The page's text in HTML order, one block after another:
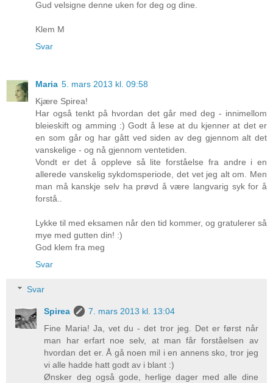
Gud velsigne denne uken for deg og dine.
Klem M
Svar
Maria 5. mars 2013 kl. 09:58
Kjære Spirea!
Har også tenkt på hvordan det går med deg - innimellom
bleieskift og amming :) Godt å lese at du kjenner at det er
en som går og har gått ved siden av deg gjennom alt det
vanskelige - og nå gjennom ventetiden.
Vondt er det å oppleve så lite forståelse fra andre i en
allerede vanskelig sykdomsperiode, det vet jeg alt om. Men
man må kanskje selv ha prøvd å være langvarig syk for å
forstå..
Lykke til med eksamen når den tid kommer, og gratulerer så
mye med gutten din! :)
God klem fra meg
Svar
Svar
Spirea
7. mars 2013 kl. 13:04
Fine Maria! Ja, vet du - det tror jeg. Det er først når
man har erfart noe selv, at man får forståelsen av
hvordan det er. Å gå noen mil i en annens sko, tror jeg
vi alle hadde hatt godt av i blant :)
Ønsker deg også gode, herlige dager med alle dine